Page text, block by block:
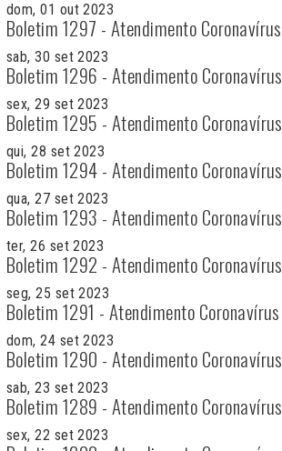
dom, 01 out 2023
Boletim 1297 - Atendimento Coronavírus
sab, 30 set 2023
Boletim 1296 - Atendimento Coronavírus
sex, 29 set 2023
Boletim 1295 - Atendimento Coronavírus
qui, 28 set 2023
Boletim 1294 - Atendimento Coronavírus
qua, 27 set 2023
Boletim 1293 - Atendimento Coronavírus
ter, 26 set 2023
Boletim 1292 - Atendimento Coronavírus
seg, 25 set 2023
Boletim 1291 - Atendimento Coronavírus
dom, 24 set 2023
Boletim 1290 - Atendimento Coronavírus
sab, 23 set 2023
Boletim 1289 - Atendimento Coronavírus
sex, 22 set 2023